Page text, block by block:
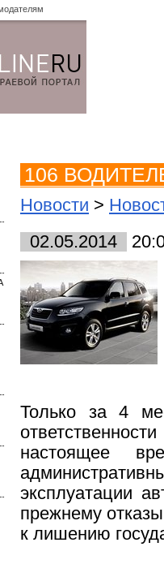
106
Новости >
02.05.2014
Только за 4
настоящее
эксплуатации
прежнему
к лишению